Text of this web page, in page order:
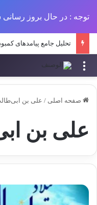
توجه : در حال بروز
منو
صفحه اصلی / علی بن
علی بن